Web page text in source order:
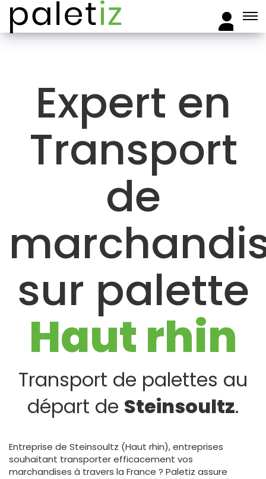
Expert en
Transport
de
sur palette
Haut rhin
Transport de palettes au
départ de Steinsoultz.
Entreprise de Steinsoultz (Haut rhin), entreprises
souhaitant transporter efficacement vos
marchandises à travers la France ? Paletiz assure